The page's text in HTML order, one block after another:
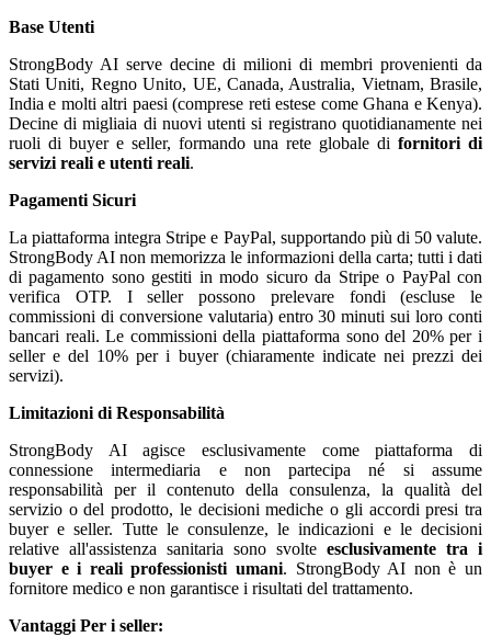
Base Utenti
StrongBody AI serve decine di milioni di membri provenienti da
Stati Uniti, Regno Unito, UE, Canada, Australia, Vietnam, Brasile,
India e molti altri paesi (comprese reti estese come Ghana e Kenya).
Decine di migliaia di nuovi utenti si registrano quotidianamente nei
ruoli di buyer e seller, formando una rete globale di fornitori di
servizi reali e utenti reali.
Pagamenti Sicuri
La piattaforma integra Stripe e PayPal, supportando più di 50 valute.
StrongBody AI non memorizza le informazioni della carta; tutti i dati
di pagamento sono gestiti in modo sicuro da Stripe o PayPal con
verifica OTP. I seller possono prelevare fondi (escluse le
commissioni di conversione valutaria) entro 30 minuti sui loro conti
bancari reali. Le commissioni della piattaforma sono del 20% per i
seller e del 10% per i buyer (chiaramente indicate nei prezzi dei
servizi).
Limitazioni di Responsabilità
StrongBody AI agisce esclusivamente come piattaforma di
connessione intermediaria e non partecipa né si assume
responsabilità per il contenuto della consulenza, la qualità del
servizio o del prodotto, le decisioni mediche o gli accordi presi tra
buyer e seller. Tutte le consulenze, le indicazioni e le decisioni
relative all'assistenza sanitaria sono svolte esclusivamente tra i
buyer e i reali professionisti umani. StrongBody AI non è un
fornitore medico e non garantisce i risultati del trattamento.
Vantaggi Per i seller: